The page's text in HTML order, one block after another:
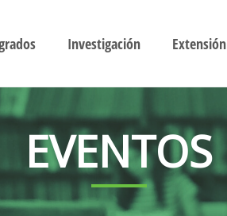
Investigación Extensión
EVENTOS